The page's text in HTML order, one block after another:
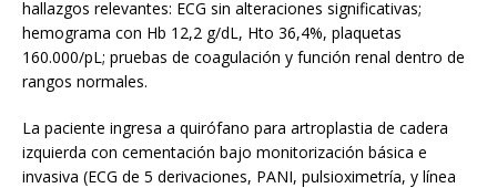
hallazgos relevantes: ECG sin alteraciones significativas;
hemograma con Hb 12,2 g/dL, Hto 36,4%, plaquetas
160.000/pL; pruebas de coagulación y función renal dentro de
rangos normales.
La paciente ingresa a quirófano para artroplastia de cadera
izquierda con cementación bajo monitorización básica e
invasiva (ECG de 5 derivaciones, PANI, pulsioximetría, y línea